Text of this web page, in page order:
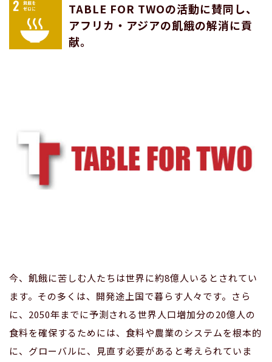
TABLE FOR TWOの活動に賛同し、
アフリカ・アジアの飢餓の解消に貢
献。
今、飢餓に苦しむ人たちは世界に約8億人いるとされてい
ます。その多くは、開発途上国で暮らす人々です。さら
に、2050年までに予測される世界人口増加分の20億人の
食料を確保するためには、食料や農業のシステムを根本的
に、グローバルに、見直す必要があると考えられていま